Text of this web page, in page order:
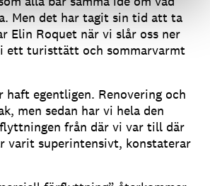
Men det har tagit sin tid att ta
Elin Roquet när vi slår oss ner
ett turisttätt och sommarvarmt
haft egentligen. Renovering och
men sedan har vi hela den
från där vi var till där
varit superintensivt, konstaterar